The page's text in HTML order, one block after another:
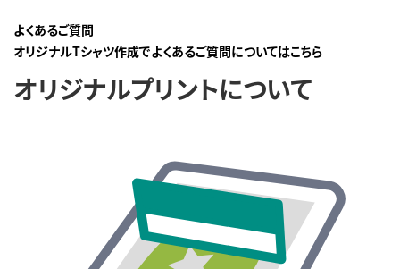
よくあるご質問
オリジナルTシャツ作成でよくあるご質問についてはこちら
オリジナルプリントについて